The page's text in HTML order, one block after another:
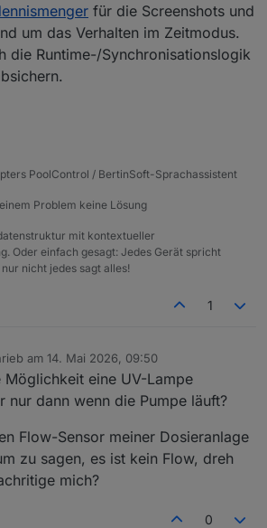
für die Screenshots und
um das Verhalten im Zeitmodus.
die Runtime-/Synchronisationslogik
PoolControl / BertinSoft-Sprachassistent
Problem keine Lösung
mit kontextueller
Oder einfach gesagt: Jedes Gerät spricht
nicht jedes sagt alles!
1
am 14. Mai 2026, 09:50
editiert von
Möglichkeit eine UV-Lampe
nur dann wenn die Pumpe läuft?
Flow-Sensor meiner Dosieranlage
zu sagen, es ist kein Flow, dreh
mich?
0